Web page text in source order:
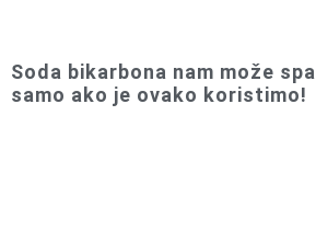
Soda bikarbona nam može
samo ako je ovako koristimo!